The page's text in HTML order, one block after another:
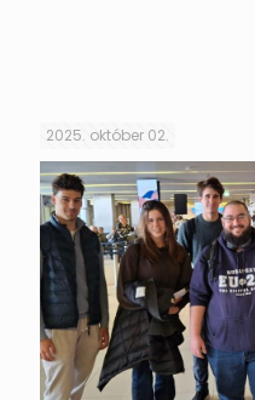
2025. október 02.